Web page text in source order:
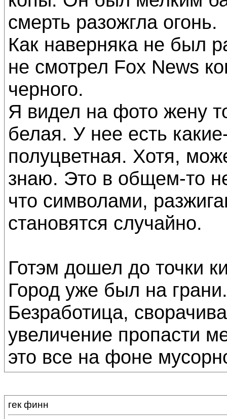
смерть разожгла огонь.
Как наверняка не был
не смотрел Fox News
черного.
Я видел на фото жену
белая. У нее есть
полуцветная. Хотя,
знаю. Это в общем-то
что символами,
становятся случайно.
Готэм дошел до точки
Город уже был на грани.
Безработица,
увеличение пропасти
это все на фоне
гек финн